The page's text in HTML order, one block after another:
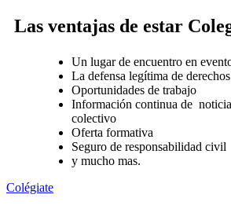
Las ventajas de estar
Un lugar de encuentro en
La defensa legítima de
Oportunidades de trabajo
Información continua de
colectivo
Oferta formativa
Seguro de responsabilidad civil
y mucho mas.
Colégiate